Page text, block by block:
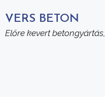
VERS BETON
Előre kevert